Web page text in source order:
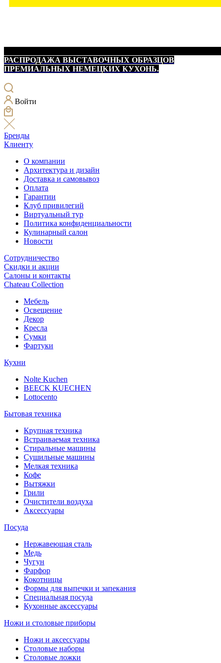
РАСПРОДАЖА ВЫСТАВОЧНЫХ ОБРАЗЦОВ
ПРЕМИАЛЬНЫХ НЕМЕЦКИХ КУХОНЬ.
Войти
Бренды
Клиенту
О компании
Архитектура и дизайн
Доставка и самовывоз
Оплата
Гарантии
Клуб привилегий
Виртуальный тур
Политика конфиденциальности
Кулинарный салон
Новости
Сотрудничество
Скидки и акции
Салоны и контакты
Chateau Collection
Мебель
Освещение
Декор
Кресла
Сумки
Фартуки
Кухни
Nolte Kuchen
BEECK KUECHEN
Lottocento
Бытовая техника
Крупная техника
Встраиваемая техника
Стиральные машины
Сушильные машины
Мелкая техника
Кофе
Вытяжки
Грили
Очистители воздуха
Аксессуары
Посуда
Нержавеющая сталь
Медь
Чугун
Фарфор
Кокотницы
Формы для выпечки и запекания
Специальная посуда
Кухонные аксессуары
Ножи и столовые приборы
Ножи и аксессуары
Столовые наборы
Столовые ложки